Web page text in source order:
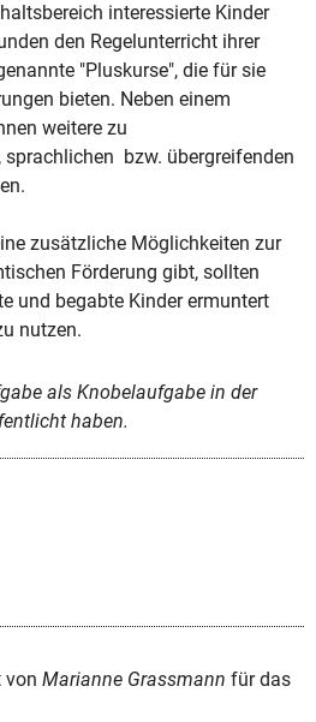
interessierte Kinder
den Regelunterricht ihrer
"Pluskurse", die für sie
bieten. Neben einem
weitere zu
bzw. übergreifenden
zusätzliche Möglichkeiten zur
Förderung gibt, sollten
und begabte Kinder ermuntert
nutzen.
als Knobelaufgabe in der
haben.
von Marianne Grassmann für das